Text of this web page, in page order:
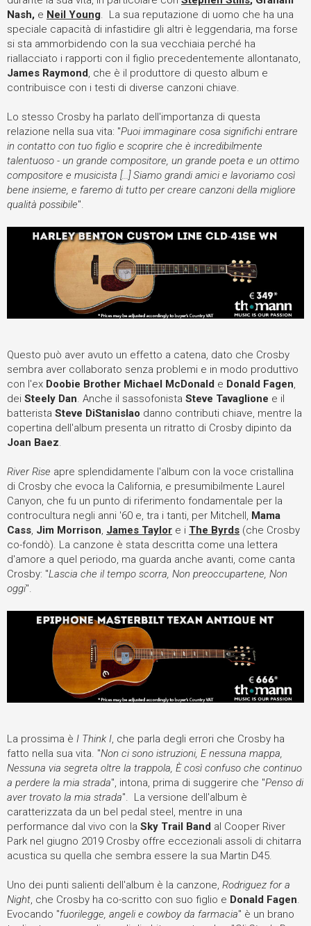
Nash, e Neil Young . La sua reputazione di uomo che ha una
speciale capacità di infastidire gli altri è leggendaria, ma forse
si sta ammorbidendo con la sua vecchiaia perché ha
riallacciato i rapporti con il figlio precedentemente allontanato,
James Raymond , che è il produttore di questo album e
contribuisce con i testi di diverse canzoni chiave.
Lo stesso Crosby ha parlato dell'importanza di questa
relazione nella sua vita: "Puoi immaginare cosa significhi entrare
in contatto con tuo figlio e scoprire che è incredibilmente
talentuoso - un grande compositore, un grande poeta e un ottimo
compositore e musicista [...] Siamo grandi amici e lavoriamo così
bene insieme, e faremo di tutto per creare canzoni della migliore
qualità possibile".
Questo può aver avuto un effetto a catena, dato che Crosby
sembra aver collaborato senza problemi e in modo produttivo
con l'ex Doobie Brother Michael McDonald e Donald Fagen,
dei Steely Dan. Anche il sassofonista Steve Tavaglione e il
batterista Steve DiStanislao danno contributi chiave, mentre la
copertina dell'album presenta un ritratto di Crosby dipinto da
Joan Baez.
River Rise apre splendidamente l'album con la voce cristallina
di Crosby che evoca la California, e presumibilmente Laurel
Canyon, che fu un punto di riferimento fondamentale per la
controcultura negli anni '60 e, tra i tanti, per Mitchell, Mama
Cass, Jim Morrison, James Taylor e i The Byrds (che Crosby
co-fondò). La canzone è stata descritta come una lettera
d'amore a quel periodo, ma guarda anche avanti, come canta
Crosby: "Lascia che il tempo scorra, Non preoccupartene, Non
oggi".
La prossima è I Think I, che parla degli errori che Crosby ha
fatto nella sua vita. "Non ci sono istruzioni, E nessuna mappa,
Nessuna via segreta oltre la trappola, È così confuso che continuo
a perdere la mia strada", intona, prima di suggerire che "Penso di
aver trovato la mia strada". La versione dell'album è
caratterizzata da un bel pedal steel, mentre in una
performance dal vivo con la Sky Trail Band al Cooper River
Park nel giugno 2019 Crosby offre eccezionali assoli di chitarra
acustica su quella che sembra essere la sua Martin D45.
Uno dei punti salienti dell'album è la canzone, Rodriguez for a
Night, che Crosby ha co-scritto con suo figlio e Donald Fagen.
Evocando "fuorilegge, angeli e cowboy da farmacia" è un brano